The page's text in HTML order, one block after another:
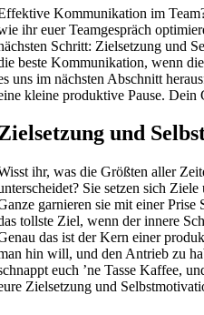
Kommunikation im
ihr euer Teamgespräch
Schritt: Zielsetzung und
beste Kommunikation, wenn
uns im nächsten Abschnitt
kleine produktive Pause.
und
ihr, was die Größten aller
Sie setzen sich
garnieren sie mit einer
tollste Ziel, wenn der innere
das ist der Kern einer
hin will, und den Antrieb zu
euch ’ne Tasse Kaffee,
Zielsetzung und